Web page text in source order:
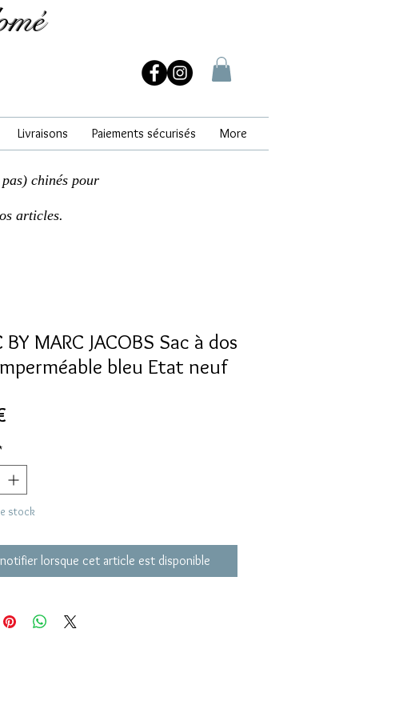
Livraisons Paiements sécurisés More
chinés pour
articles.
BY MARC JACOBS Sac à dos
bleu Etat neuf
stock
lorsque cet article est disponible